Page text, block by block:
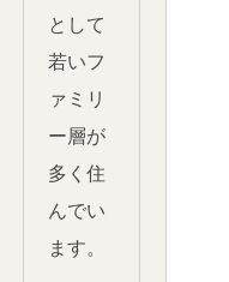
として
若いフ
ァミリ
ー層が
多く住
んでい
ます。